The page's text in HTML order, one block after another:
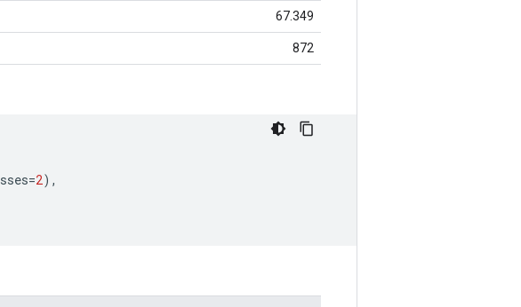
67.349
872
=2),